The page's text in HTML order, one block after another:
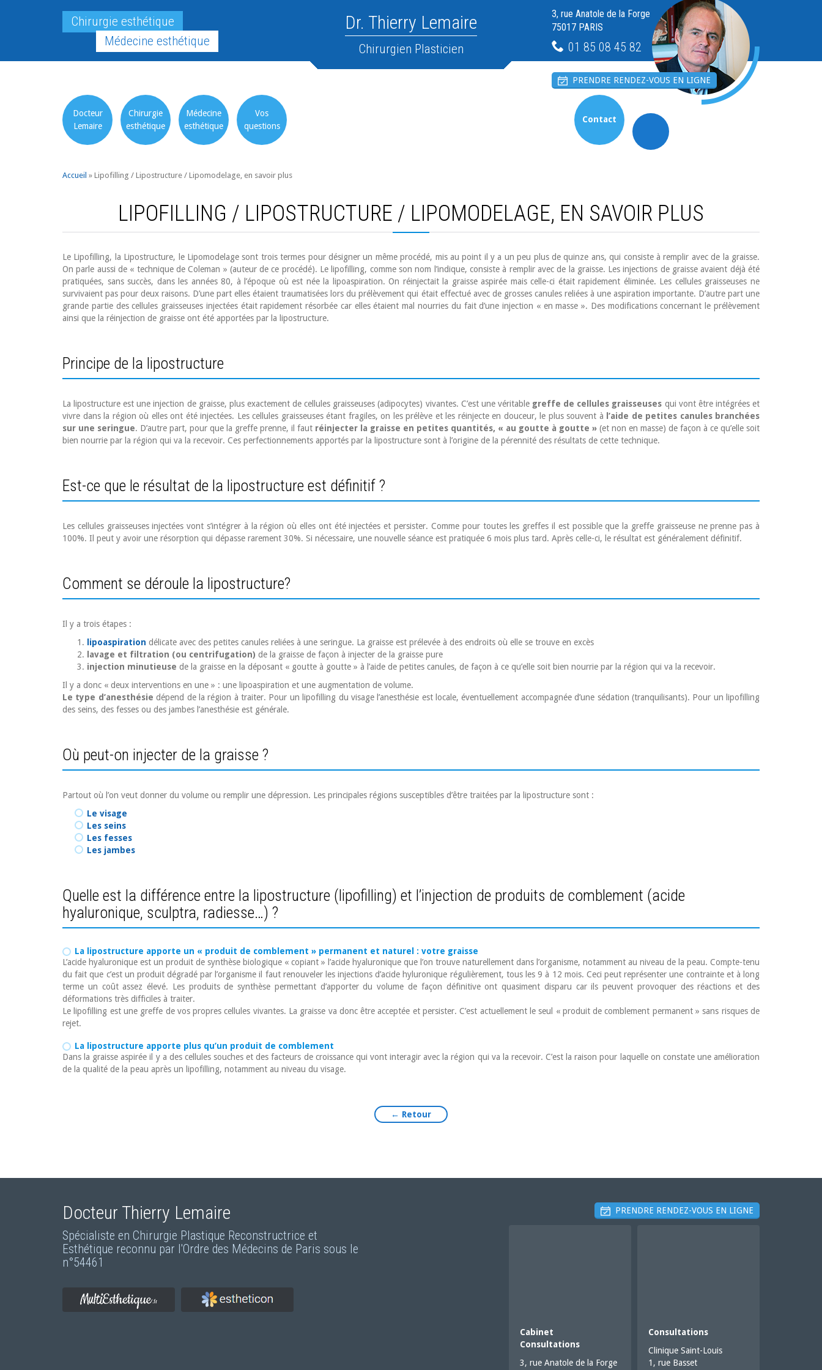
Dr. Thierry Lemaire
Chirurgien Plasticien
Chirurgie esthétique
Médecine esthétique
3, rue Anatole de la Forge
75017 PARIS
01 85 08 45 82
PRENDRE RENDEZ-VOUS EN LIGNE
Docteur
Lemaire
Chirurgie
esthétique
Médecine
esthétique
Vos
questions
Contact
Accueil » Lipofilling / Lipostructure / Lipomodelage, en savoir plus
LIPOFILLING / LIPOSTRUCTURE / LIPOMODELAGE, EN SAVOIR PLUS
Le Lipofilling, la Lipostructure, le Lipomodelage sont trois termes pour désigner un même procédé, mis au point il y a un peu plus de quinze ans, qui consiste à remplir avec de la graisse.
On parle aussi de « technique de Coleman » (auteur de ce procédé). Le lipofilling, comme son nom l’indique, consiste à remplir avec de la graisse. Les injections de graisse avaient déjà été
pratiquées, sans succès, dans les années 80, à l’époque où est née la lipoaspiration. On réinjectait la graisse aspirée mais celle-ci était rapidement éliminée. Les cellules graisseuses ne
survivaient pas pour deux raisons. D’une part elles étaient traumatisées lors du prélèvement qui était effectué avec de grosses canules reliées à une aspiration importante. D’autre part une
grande partie des cellules graisseuses injectées était rapidement résorbée car elles étaient mal nourries du fait d’une injection « en masse ». Des modifications concernant le prélèvement
ainsi que la réinjection de graisse ont été apportées par la lipostructure.
Principe de la lipostructure
La lipostructure est une injection de graisse, plus exactement de cellules graisseuses (adipocytes) vivantes. C’est une véritable greffe de cellules graisseuses qui vont être intégrées et
vivre dans la région où elles ont été injectées. Les cellules graisseuses étant fragiles, on les prélève et les réinjecte en douceur, le plus souvent à l’aide de petites canules branchées
sur une seringue. D’autre part, pour que la greffe prenne, il faut réinjecter la graisse en petites quantités, « au goutte à goutte » (et non en masse) de façon à ce qu’elle soit
bien nourrie par la région qui va la recevoir. Ces perfectionnements apportés par la lipostructure sont à l’origine de la pérennité des résultats de cette technique.
Est-ce que le résultat de la lipostructure est définitif ?
Les cellules graisseuses injectées vont s’intégrer à la région où elles ont été injectées et persister. Comme pour toutes les greffes il est possible que la greffe graisseuse ne prenne pas à
100%. Il peut y avoir une résorption qui dépasse rarement 30%. Si nécessaire, une nouvelle séance est pratiquée 6 mois plus tard. Après celle-ci, le résultat est généralement définitif.
Comment se déroule la lipostructure?
Il y a trois étapes :
lipoaspiration délicate avec des petites canules reliées à une seringue. La graisse est prélevée à des endroits où elle se trouve en excès
lavage et filtration (ou centrifugation) de la graisse de façon à injecter de la graisse pure
injection minutieuse de la graisse en la déposant « goutte à goutte » à l’aide de petites canules, de façon à ce qu’elle soit bien nourrie par la région qui va la recevoir.
Il y a donc « deux interventions en une » : une lipoaspiration et une augmentation de volume.
Le type d’anesthésie dépend de la région à traiter. Pour un lipofilling du visage l’anesthésie est locale, éventuellement accompagnée d’une sédation (tranquilisants). Pour un lipofilling
des seins, des fesses ou des jambes l’anesthésie est générale.
Où peut-on injecter de la graisse ?
Partout où l’on veut donner du volume ou remplir une dépression. Les principales régions susceptibles d’être traitées par la lipostructure sont :
Le visage
Les seins
Les fesses
Les jambes
Quelle est la différence entre la lipostructure (lipofilling) et l’injection de produits de comblement (acide
hyaluronique, sculptra, radiesse…) ?
La lipostructure apporte un « produit de comblement » permanent et naturel : votre graisse
L’acide hyaluronique est un produit de synthèse biologique « copiant » l’acide hyaluronique que l’on trouve naturellement dans l’organisme, notamment au niveau de la peau. Compte-tenu
du fait que c’est un produit dégradé par l’organisme il faut renouveler les injections d’acide hyluronique régulièrement, tous les 9 à 12 mois. Ceci peut représenter une contrainte et à long
terme un coût assez élevé. Les produits de synthèse permettant d’apporter du volume de façon définitive ont quasiment disparu car ils peuvent provoquer des réactions et des
déformations très difficiles à traiter.
Le lipofilling est une greffe de vos propres cellules vivantes. La graisse va donc être acceptée et persister. C’est actuellement le seul « produit de comblement permanent » sans risques de
rejet.
La lipostructure apporte plus qu’un produit de comblement
Dans la graisse aspirée il y a des cellules souches et des facteurs de croissance qui vont interagir avec la région qui va la recevoir. C’est la raison pour laquelle on constate une amélioration
de la qualité de la peau après un lipofilling, notamment au niveau du visage.
← Retour
Docteur Thierry Lemaire
Spécialiste en Chirurgie Plastique Reconstructrice et
Esthétique reconnu par l'Ordre des Médecins de Paris sous le
n°54461
PRENDRE RENDEZ-VOUS EN LIGNE
Cabinet
Consultations
3, rue Anatole de la Forge
Consultations
Clinique Saint-Louis
1, rue Basset